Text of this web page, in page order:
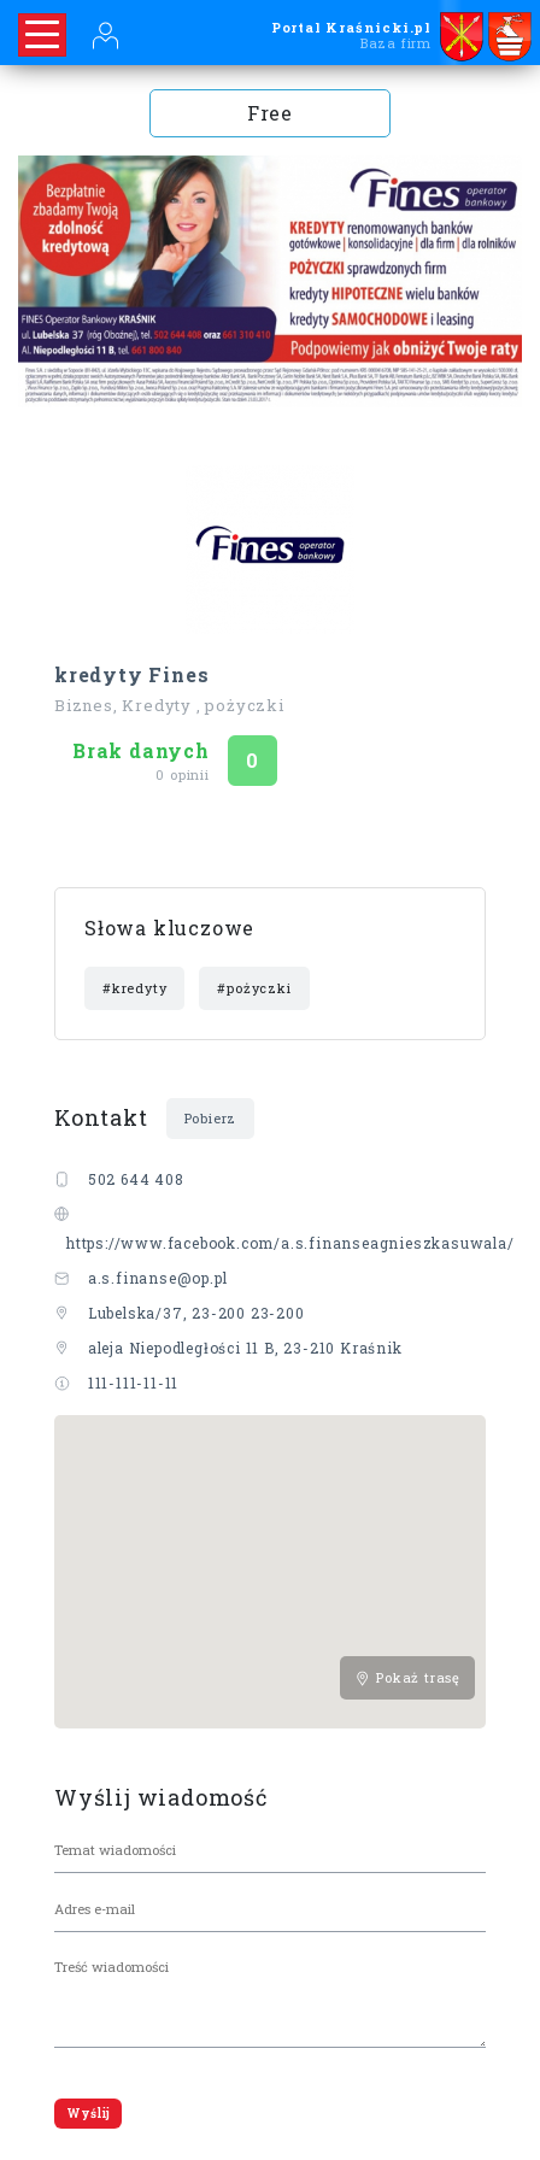
Portal Kraśnicki.pl
Baza firm
Free
kredyty Fines
Biznes, Kredyty , pożyczki
Brak danych
0 opinii
Ocena
0
Słowa kluczowe
#kredyty #pożyczki
Kontakt Pobierz
502 644 408
https://www.facebook.com/a.s.finanseagnieszkasuwala/
a.s.finanse@op.pl
Lubelska/37, 23-200 23-200
aleja Niepodległości 11 B, 23-210 Kraśnik
111-111-11-11
Pokaż trasę
Wyślij wiadomość